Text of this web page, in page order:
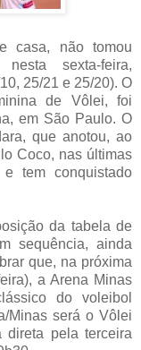
casa, não tomou
sexta-feira,
25/21 e 25/20). O
de Vôlei, foi
em São Paulo. O
que anotou, ao
Coco, nas últimas
tem conquistado
da tabela de
sequência, ainda
que, na próxima
a Arena Minas
do voleibol
Minas será o Vôlei
direta pela terceira